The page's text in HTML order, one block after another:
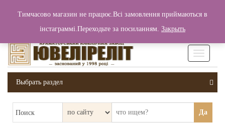
Вход / Регистрация 0 грн.
Выбрать раздел
Поиск Да
Тимчасово магазин не працює.Всі замовлення приймаються в
інстаграммі.Переходьте за посиланням. Закрыть